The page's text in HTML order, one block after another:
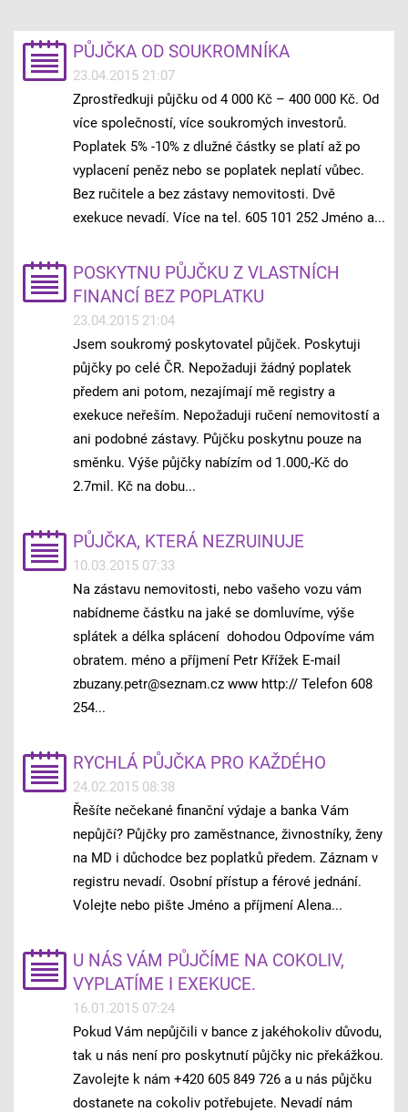
PŮJČKA OD SOUKROMNÍKA
23.04.2015 21:07
Zprostředkuji půjčku od 4 000 Kč – 400 000 Kč. Od
více společností, více soukromých investorů.
Poplatek 5% -10% z dlužné částky se platí až po
vyplacení peněz nebo se poplatek neplatí vůbec.
Bez ručitele a bez zástavy nemovitosti. Dvě
exekuce nevadí. Více na tel. 605 101 252 Jméno a...
POSKYTNU PŮJČKU Z VLASTNÍCH
FINANCÍ BEZ POPLATKU
23.04.2015 21:04
Jsem soukromý poskytovatel půjček. Poskytuji
půjčky po celé ČR. Nepožaduji žádný poplatek
předem ani potom, nezajímají mě registry a
exekuce neřeším. Nepožaduji ručení nemovitostí a
ani podobné zástavy. Půjčku poskytnu pouze na
směnku. Výše půjčky nabízím od 1.000,-Kč do
2.7mil. Kč na dobu...
PŮJČKA, KTERÁ NEZRUINUJE
10.03.2015 07:33
Na zástavu nemovitosti, nebo vašeho vozu vám
nabídneme částku na jaké se domluvíme, výše
splátek a délka splácení dohodou Odpovíme vám
obratem. méno a příjmení Petr Křížek E-mail
zbuzany.petr@seznam.cz www http:// Telefon 608
254...
RYCHLÁ PŮJČKA PRO KAŽDÉHO
24.02.2015 08:38
Řešíte nečekané finanční výdaje a banka Vám
nepůjčí? Půjčky pro zaměstnance, živnostníky, ženy
na MD i důchodce bez poplatků předem. Záznam v
registru nevadí. Osobní přístup a férové jednání.
Volejte nebo pište Jméno a příjmení Alena...
U NÁS VÁM PŮJČÍME NA COKOLIV,
VYPLATÍME I EXEKUCE.
16.01.2015 07:24
Pokud Vám nepůjčili v bance z jakéhokoliv důvodu,
tak u nás není pro poskytnutí půjčky nic překážkou.
Zavolejte k nám +420 605 849 726 a u nás půjčku
dostanete na cokoliv potřebujete. Nevadí nám